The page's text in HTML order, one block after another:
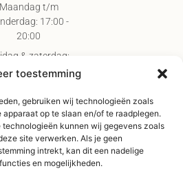
toestemming
gebruiken wij technologieën zoals
op te slaan en/of te raadplegen.
technologieën kunnen wij gegevens zoals
site verwerken. Als je geen
intrekt, kan dit een nadelige
en mogelijkheden.
Maandag t/m
17:00 -
20:00
& zaterdag:
09:00 - 17:00
vanaf €75,-
binnen 3-
4 werkdagen
Kloosterdijk